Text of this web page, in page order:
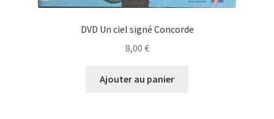
DVD Un ciel signé Concorde
8,00 €
Ajouter au panier